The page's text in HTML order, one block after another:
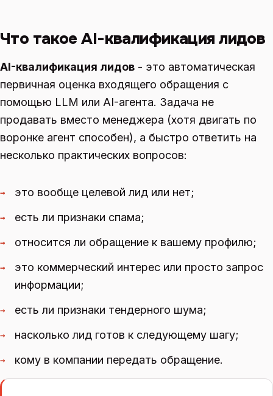
Что такое AI-квалификация лидов
AI-квалификация лидов - это автоматическая
первичная оценка входящего обращения с
помощью LLM или AI-агента. Задача не
продавать вместо менеджера (хотя двигать по
воронке агент способен), а быстро ответить на
несколько практических вопросов:
→ это вообще целевой лид или нет;
→ есть ли признаки спама;
→ относится ли обращение к вашему профилю;
→
это коммерческий интерес или просто запрос
информации;
→ есть ли признаки тендерного шума;
→ насколько лид готов к следующему шагу;
→ кому в компании передать обращение.